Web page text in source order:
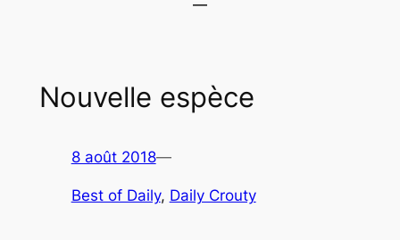
Nouvelle espèce
8 août 2018—
Best of Daily, Daily Crouty